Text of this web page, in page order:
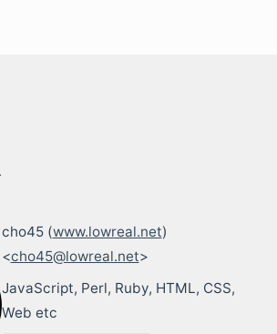
cho45 (www.lowreal.net)
<cho45@lowreal.net>
JavaScript, Perl, Ruby, HTML, CSS,
Web etc